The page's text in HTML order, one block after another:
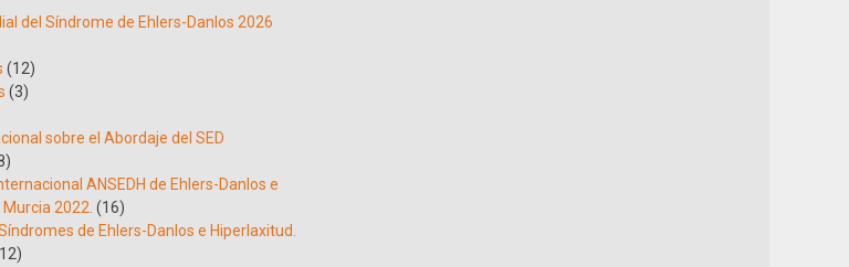
del Síndrome de Ehlers-Danlos 2026
(12)
(3)
sobre el Abordaje del SED
ANSEDH de Ehlers-Danlos e
2022. (16)
Síndromes de Ehlers-Danlos e Hiperlaxitud.